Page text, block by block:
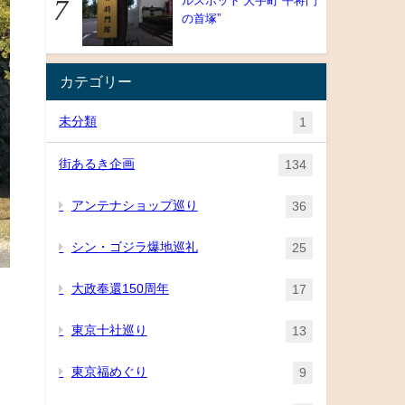
の首塚”
カテゴリー
未分類 1
街あるき企画 134
アンテナショップ巡り 36
シン・ゴジラ爆地巡礼 25
大政奉還150周年 17
東京十社巡り 13
東京福めぐり 9